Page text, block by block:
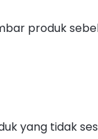
produk
yang tidak